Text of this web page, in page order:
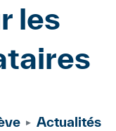
les
Actualités